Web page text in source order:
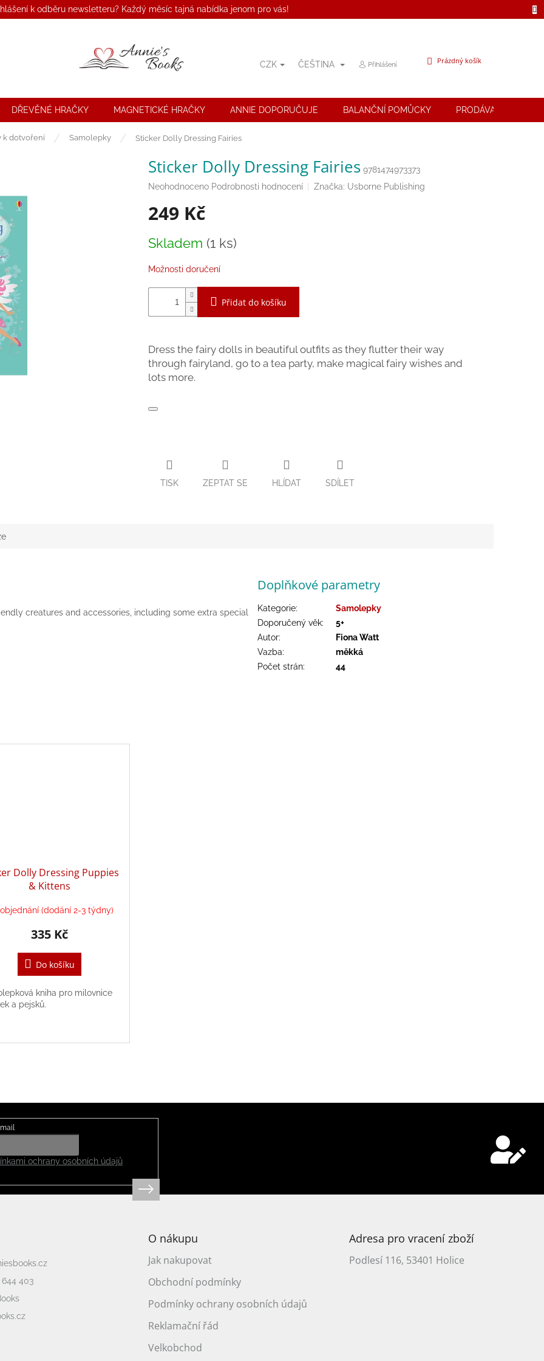
k odběru newsletteru? Každý měsíc tajná nabídka jenom pro vás!
CZK ČEŠTINA Přihlášení
NÁKUPNÍ
Prázdný košík
DŘEVĚNÉ HRAČKY MAGNETICKÉ HRAČKY ANNIE DOPORUČUJE BALANČNÍ POMŮCKY PRODÁVANÉ ZNAČKY
k dotvoření Samolepky Sticker Dolly Dressing Fairies
Sticker Dolly Dressing Fairies 9781474973373
Průměrné
produktu
je
z
hvězdiček.
Neohodnoceno Podrobnosti hodnocení Značka: Usborne Publishing
249 Kč
cena:
Skladem (1 ks)
Možnosti doručení
Přidat do košíku
Dress the fairy dolls in beautiful outfits as they flutter their way
through fairyland, go to a tea party, make magical fairy wishes and
lots more.
TISK ZEPTAT SE HLÍDAT SDÍLET
Dolly Dressing Puppies
& Kittens
(dodání 2-3 týdny)
335 Kč
Do košíku
kniha pro milovnice
a pejsků.
creatures and accessories, including some extra special
Doplňkové parametry
Kategorie:
Samolepky
Doporučený věk:
5+
Autor:
Fiona Watt
Vazba:
měkká
Počet strán: 44
ochrany osobních údajů
644 403
O nákupu
Jak nakupovat
Obchodní podmínky
Podmínky ochrany osobních údajů
Reklamační řád
Velkobchod
Adresa pro vracení zboží
Podlesí 116, 53401 Holice